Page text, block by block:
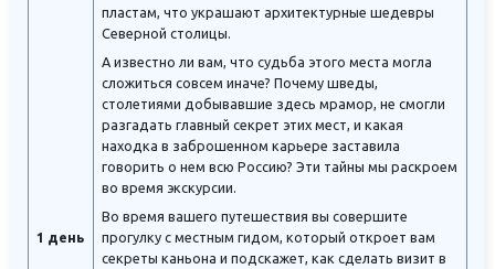
1 день
пластам, что украшают архитектурные шедевры
Северной столицы.
А известно ли вам, что судьба этого места могла
сложиться совсем иначе? Почему шведы,
столетиями добывавшие здесь мрамор, не смогли
разгадать главный секрет этих мест, и какая
находка в заброшенном карьере заставила
говорить о нем всю Россию? Эти тайны мы раскроем
во время экскурсии.
Во время вашего путешествия вы совершите
прогулку с местным гидом, который откроет вам
секреты каньона и подскажет, как сделать визит в